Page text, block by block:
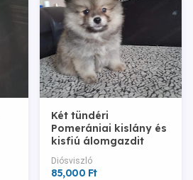
Két tündéri
Pomerániai kislány és
kisfiú álomgazdit
keres!
Diósviszló
85,000 Ft